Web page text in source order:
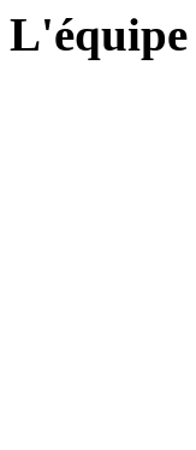
L'équipe